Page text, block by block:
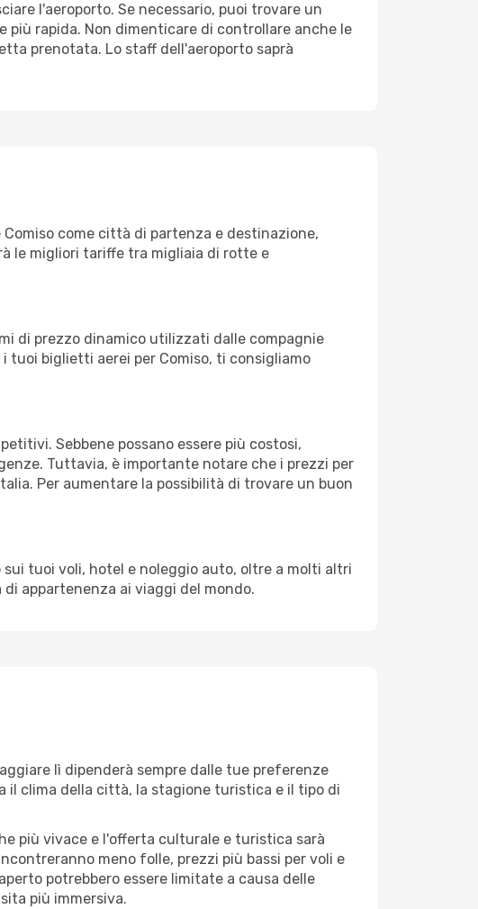
l'aeroporto. Se necessario, puoi trovare un
più rapida. Non dimenticare di controllare anche le
prenotata. Lo staff dell'aeroporto saprà
come città di partenza e destinazione,
le migliori tariffe tra migliaia di rotte e
di prezzo dinamico utilizzati dalle compagnie
tuoi biglietti aerei per Comiso, ti consigliamo
Sebbene possano essere più costosi,
Tuttavia, è importante notare che i prezzi per
Per aumentare la possibilità di trovare un buon
tuoi voli, hotel e noleggio auto, oltre a molti altri
appartenenza ai viaggi del mondo.
lì dipenderà sempre dalle tue preferenze
il clima della città, la stagione turistica e il tipo di
più vivace e l'offerta culturale e turistica sarà
meno folle, prezzi più bassi per voli e
potrebbero essere limitate a causa delle
più immersiva.